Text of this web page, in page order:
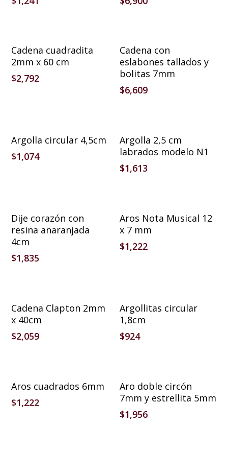
Añadir Al Carrito
Cadena cuadradita
2mm x 60 cm
$2,792
Cadena con
eslabones tallados y
bolitas 7mm
$6,609
Añadir Al Carrito
Argolla circular 4,5cm
$1,074
Argolla 2,5 cm
labrados modelo N1
$1,613
Añadir Al Carrito
Dije corazón con
resina anaranjada
4cm
$1,835
Aros Nota Musical 12
x 7 mm
$1,222
Leer Más
Cadena Clapton 2mm
x 40cm
$2,059
Añadir Al Carrito
Argollitas circular
1,8cm
$924
Añadir Al Carrito
Aros cuadrados 6mm
$1,222
Añadir Al Carrito
Aro doble circón
7mm y estrellita 5mm
$1,956